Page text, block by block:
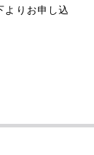
よりお申し込